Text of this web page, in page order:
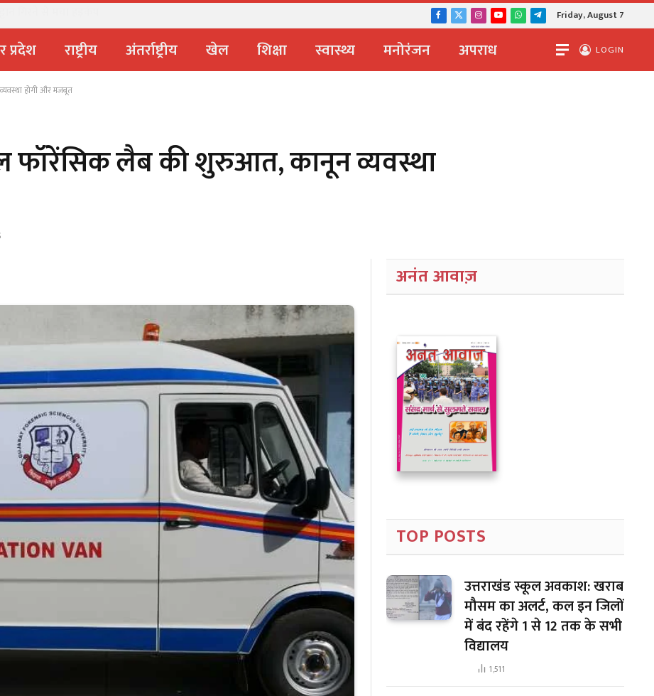
Facebook
X
Instagram
YouTubeWhatsApp
TelegramFriday, August 7
प्रदेश राष्ट्रीय अंतर्राष्ट्रीय खेल शिक्षा स्वास्थ्य मनोरंजन अपराध LOGIN
होगी और मजबूत
फॉरेंसिक लैब की शुरुआत, कानून व्यवस्था
अनंत आवाज़
TOP POSTS
उत्तराखंड स्कूल अवकाश: खराब
मौसम का अलर्ट, कल इन जिलों
में बंद रहेंगे 1 से 12 तक के सभी
विद्यालय
1,511